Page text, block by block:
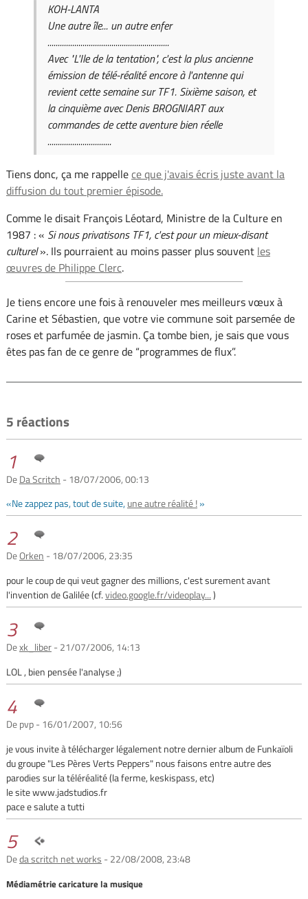
KOH-LANTA
Une autre île... un autre enfer
...........................................................
Avec "L'Ile de la tentation", c'est la plus ancienne
émission de télé-réalité encore à l'antenne qui
revient cette semaine sur TF1. Sixième saison, et
la cinquième avec Denis BROGNIART aux
commandes de cette aventure bien réelle
...............................
Tiens donc, ça me rappellece que j'avais écris juste avant la
diffusion du tout premier épisode.
Comme le disait François Léotard, Ministre de la Culture en
1987 : « Si nous privatisons TF1, c'est pour un mieux-disant
culturel». Ils pourraient au moins passer plus souvent les
œuvres de Philippe Clerc.
Je tiens encore une fois à renouveler mes meilleurs vœux à
Carine et Sébastien, que votre vie commune soit parsemée de
roses et parfumée de jasmin. Ça tombe bien, je sais que vous
êtes pas fan de ce genre de “programmes de flux”.
5 réactions
1
DeDa Scritch - 18/07/2006, 00:13
«Ne zappez pas, tout de suite,une autre réalité !»
2
DeOrken - 18/07/2006, 23:35
pour le coup de qui veut gagner des millions, c'est surement avant
l'invention de Galilée (cf.video.google.fr/videoplay...)
3
Dexk_liber- 21/07/2006, 14:13
LOL , bien pensée l'analyse ;)
4
De pvp - 16/01/2007, 10:56
je vous invite à télécharger légalement notre dernier album de Funkaïoli
du groupe "Les Pères Verts Peppers" nous faisons entre autre des
parodies sur la téléréalité (la ferme, keskispass, etc)
le site www.jadstudios.fr
pace e salute a tutti
5
Deda scritch net works - 22/08/2008, 23:48
Médiamétrie caricature la musique